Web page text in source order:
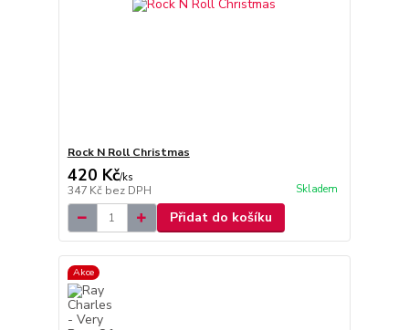
Rock N Roll Christmas
420 Kč/ks
347 Kč bez DPH Skladem
Přidat do košíku
Akce